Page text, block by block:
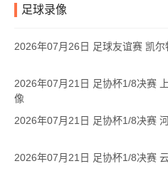
足球录像
2026年07月26日 足球友谊赛 凯
2026年07月21日 足协杯1/8决赛
像
2026年07月21日 足协杯1/8决赛
2026年07月21日 足协杯1/8决赛